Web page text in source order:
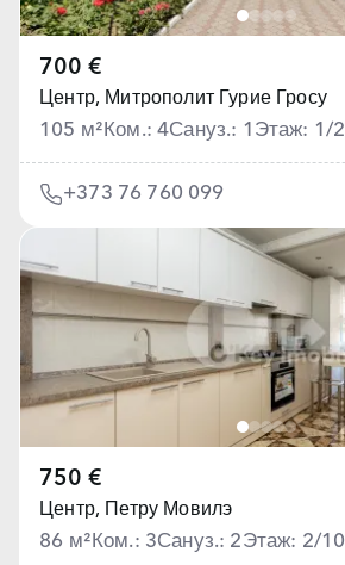
700 €
Центр, Митрополит Гурие Гросу
105 м² Ком.: 4Сануз.: 1 Этаж: 1/2
+373 76 760 099
750 €
Центр, Петру Мовилэ
86 м² Ком.: 3Сануз.: 2Этаж: 2/10